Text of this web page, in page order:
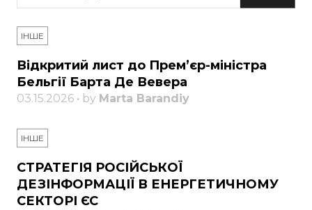
ІНШЕ
Відкритий лист до Прем’єр-міністра
Бельгії Барта Де Вевера
03.15.2026 • by Marta Barandiy
ІНШЕ
СТРАТЕГІЯ РОСІЙСЬКОЇ
ДЕЗІНФОРМАЦІЇ В ЕНЕРГЕТИЧНОМУ
СЕКТОРІ ЄС